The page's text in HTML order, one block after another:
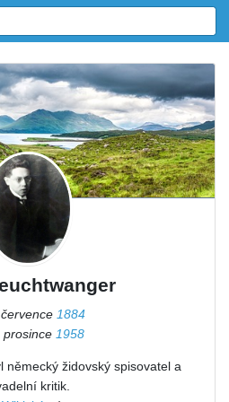
1884
prosince 1958
německý židovský spisovatel a
kritik.